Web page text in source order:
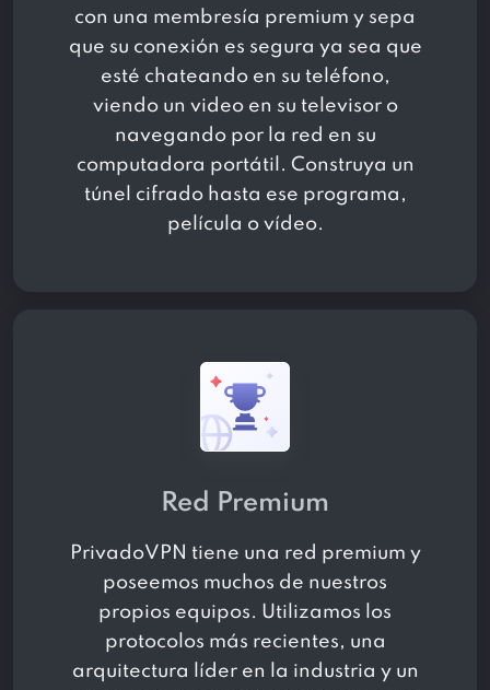
con una membresía premium y sepa
que su conexión es segura ya sea que
esté chateando en su teléfono,
viendo un video en su televisor o
navegando por la red en su
computadora portátil. Construya un
túnel cifrado hasta ese programa,
película o vídeo.
Red Premium
PrivadoVPN tiene una red premium y
poseemos muchos de nuestros
propios equipos. Utilizamos los
protocolos más recientes, una
arquitectura líder en la industria y un